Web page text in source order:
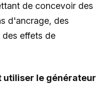
de concevoir des
d'ancrage, des
effets de
utiliser le générateur